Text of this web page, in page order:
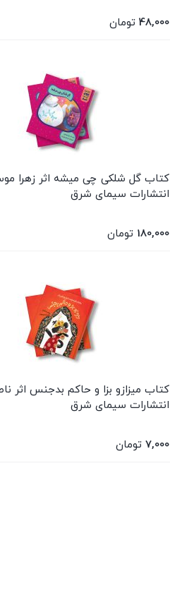
48,000 تومان
کتاب گل شلکی چی میشه اثر زهرا
انتشارات سیمای شرق
180,000 تومان
کتاب میزازو بزا و حاکم بدجنس اثر
انتشارات سیمای شرق
7,000 تومان